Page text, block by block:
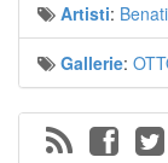
Artisti:
Gallerie: